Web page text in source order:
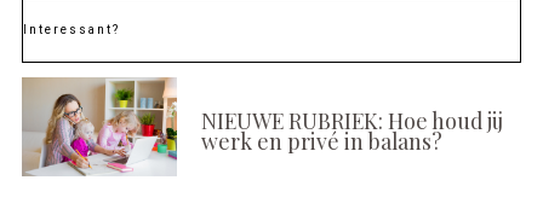
Interessant?
NIEUWE RUBRIEK: Hoe houd jij
werk en privé in balans?